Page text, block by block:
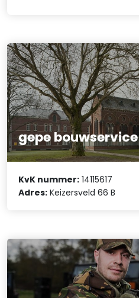
gepe bouwservice
KvK nummer: 14115617
Adres: Keizersveld 66 B